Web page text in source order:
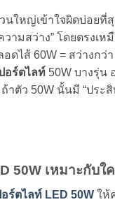
ใหญ่เข้าใจผิดบ่อยที่
วามสว่าง” โดยตรงเ
ดไส้ 60W = สว่างกว่า
อร์ตไลท์ 50W บางรุ่น
าตัว 50W นั้นมี “ประ
50W เหมาะกับใ
ร์ตไลท์ LED 50W ให้